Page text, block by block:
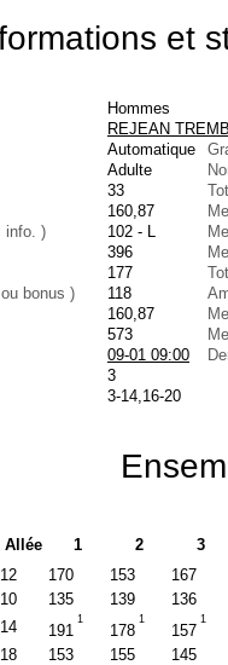
et
Hommes
REJEAN
Automatique
Adulte
33
160,87
info. )
102 - L
396
177
bonus )
118
160,87
573
09-01 09:00
3
3-14,16-20
Allée 1 2
3
12 170 153
167
10 135 139
136
14 191
1
178
1
157
1
18 153 155
145